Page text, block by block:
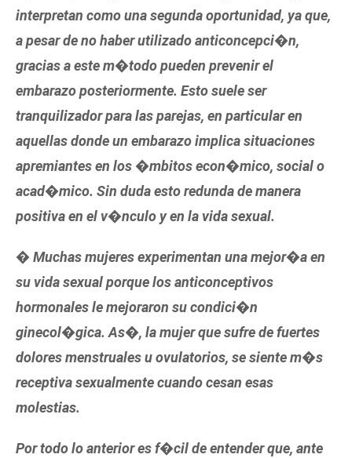
interpretan como una segunda oportunidad, ya que,
a pesar de no haber utilizado anticoncepci�n,
gracias a este m�todo pueden prevenir el
embarazo posteriormente. Esto suele ser
tranquilizador para las parejas, en particular en
aquellas donde un embarazo implica situaciones
apremiantes en los �mbitos econ�mico, social o
acad�mico. Sin duda esto redunda de manera
positiva en el v�nculo y en la vida sexual.
� Muchas mujeres experimentan una mejor�a en
su vida sexual porque los anticonceptivos
hormonales le mejoraron su condici�n
ginecol�gica. As�, la mujer que sufre de fuertes
dolores menstruales u ovulatorios, se siente m�s
receptiva sexualmente cuando cesan esas
molestias.
Por todo lo anterior es f�cil de entender que, ante